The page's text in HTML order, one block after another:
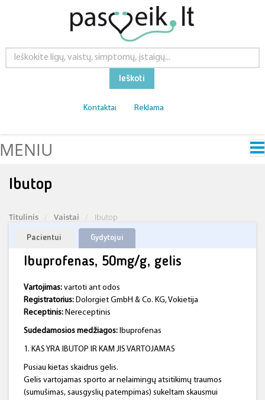
Ieškoti
Kontaktai Reklama
MENIU
Ibutop
Titulinis Vaistai Ibutop
Pacientui Gydytojui
Ibuprofenas, 50mg/g, gelis
Vartojimas: vartoti ant odos
Registratorius: Dolorgiet GmbH & Co. KG, Vokietija
Receptinis: Nereceptinis
Sudedamosios medžiagos: Ibuprofenas
1. KAS YRA IBUTOP IR KAM JIS VARTOJAMAS
Pusiau kietas skaidrus gelis.
Gelis vartojamas sporto ar nelaimingų atsitikimų traumos
(sumušimas, sausgyslių patempimas) sukeltam skausmui